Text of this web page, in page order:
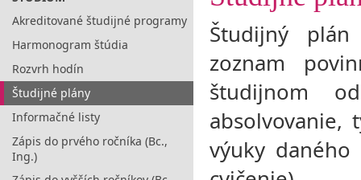
Študijný
zoznam
študijnom
absolvovanie,
výuky daného
Akreditované študijné programy
Harmonogram štúdia
Rozvrh hodín
Študijné plány
Informačné listy
Zápis do prvého ročníka (Bc.,
Ing.)